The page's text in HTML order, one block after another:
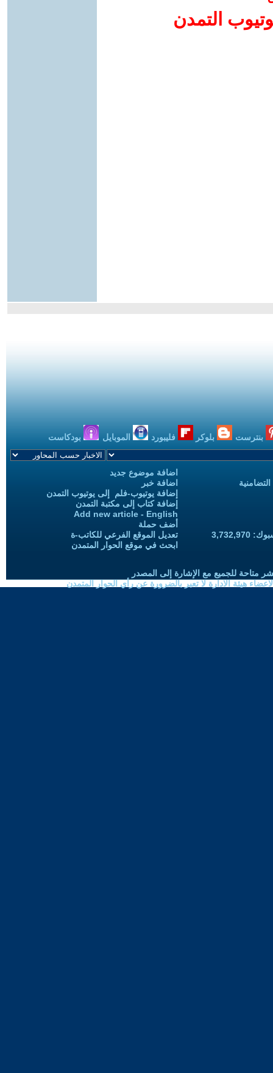
التمدن
بنترست بلوكر فليبورد الموبايل بودكاست
اضافة موضوع جديد
اضافة خبر
إضافة يوتيوب-فلم إلى يوتيوب التمدن
إضافة كتاب إلى مكتبة التمدن
Add new article - English
أضف حملة
تعديل الموقع الفرعي للكاتب-ة
ابحث في موقع الحوار المتمدن
متاحة للجميع مع الإشارة إلى المصدر
هيئة الادارة لا تعبر بالضرورة عن رأي الحوار المتمدن